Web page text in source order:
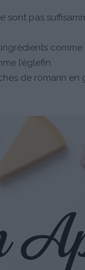
sont pas
l’églefin.
de romarin